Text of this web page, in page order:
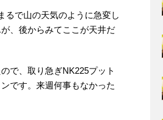
るで山の天気のように急変し
、後からみてここが天井だ
で、取り急ぎNK225プット
です。来週何事もなかった